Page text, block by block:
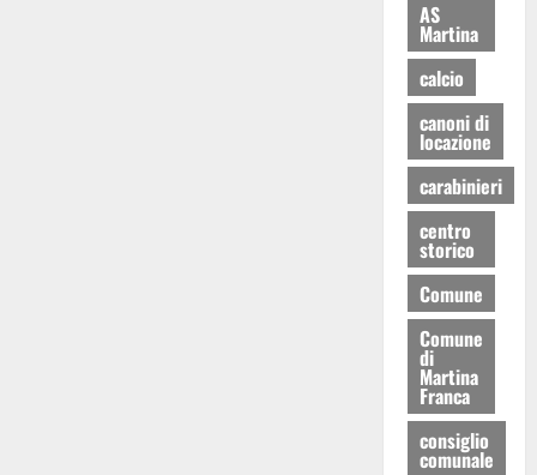
AS
Martina
calcio
canoni di
locazione
carabinieri
centro
storico
Comune
Comune
di
Martina
Franca
consiglio
comunale